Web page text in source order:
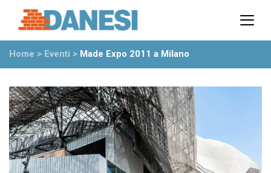
Il gruppo
Partner
Ambiente
Stabilimenti
Rete commerciale
Ufficio Tecnico
News
Home > Eventi > Made Expo 2011 a Milano